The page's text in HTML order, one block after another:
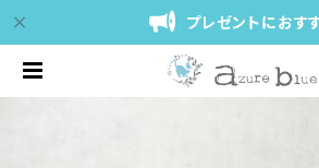
プレゼントにおす